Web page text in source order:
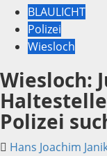
BLAULICHT
Polizei
Wiesloch
Wiesloch:
Polizei
Hans Joachim